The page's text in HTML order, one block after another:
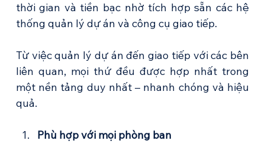
thời gian và tiền bạc nhờ tích hợp sẵn các hệ
thống quản lý dự án và công cụ giao tiếp.
Từ việc quản lý dự án đến giao tiếp với các bên
liên quan, mọi thứ đều được hợp nhất trong
một nền tảng duy nhất – nhanh chóng và hiệu
quả.
Phù hợp với mọi phòng ban